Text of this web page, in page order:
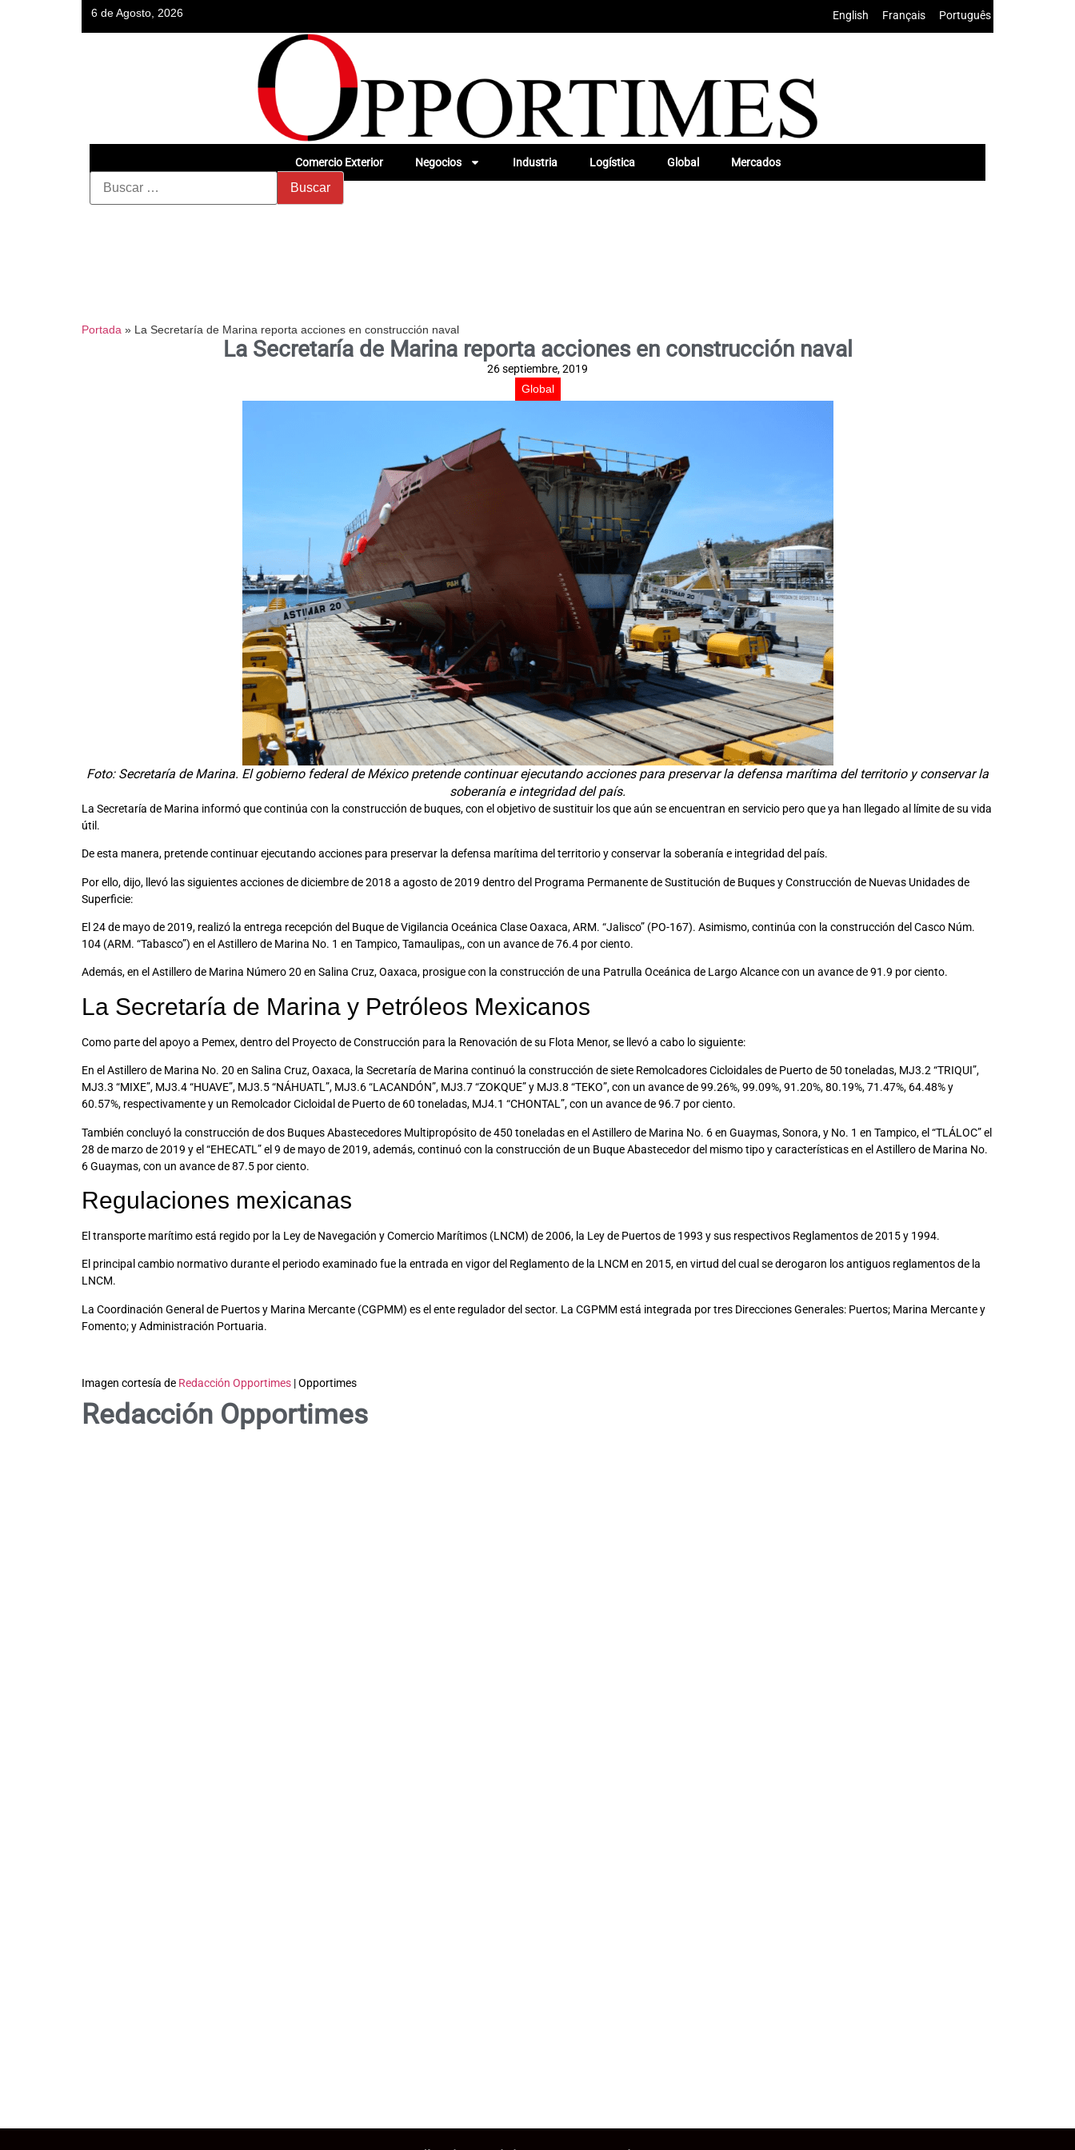
6 de Agosto, 2026 English Français Português
Comercio Exterior Negocios Industria Logística Global Mercados
Portada » La Secretaría de Marina reporta acciones en construcción naval
La Secretaría de Marina reporta acciones en construcción naval
26 septiembre, 2019
Global
Foto: Secretaría de Marina. El gobierno federal de México pretende continuar ejecutando acciones para preservar la defensa marítima del territorio y conservar la
soberanía e integridad del país.
La Secretaría de Marina informó que continúa con la construcción de buques, con el objetivo de sustituir los que aún se encuentran en servicio pero que ya han llegado al límite de su vida
útil.
De esta manera, pretende continuar ejecutando acciones para preservar la defensa marítima del territorio y conservar la soberanía e integridad del país.
Por ello, dijo, llevó las siguientes acciones de diciembre de 2018 a agosto de 2019 dentro del Programa Permanente de Sustitución de Buques y Construcción de Nuevas Unidades de
Superficie:
El 24 de mayo de 2019, realizó la entrega recepción del Buque de Vigilancia Oceánica Clase Oaxaca, ARM. “Jalisco” (PO-167). Asimismo, continúa con la construcción del Casco Núm.
104 (ARM. “Tabasco”) en el Astillero de Marina No. 1 en Tampico, Tamaulipas,, con un avance de 76.4 por ciento.
Además, en el Astillero de Marina Número 20 en Salina Cruz, Oaxaca, prosigue con la construcción de una Patrulla Oceánica de Largo Alcance con un avance de 91.9 por ciento.
La Secretaría de Marina y Petróleos Mexicanos
Como parte del apoyo a Pemex, dentro del Proyecto de Construcción para la Renovación de su Flota Menor, se llevó a cabo lo siguiente:
En el Astillero de Marina No. 20 en Salina Cruz, Oaxaca, la Secretaría de Marina continuó la construcción de siete Remolcadores Cicloidales de Puerto de 50 toneladas, MJ3.2 “TRIQUI”,
MJ3.3 “MIXE”, MJ3.4 “HUAVE”, MJ3.5 “NÁHUATL”, MJ3.6 “LACANDÓN”, MJ3.7 “ZOKQUE” y MJ3.8 “TEKO”, con un avance de 99.26%, 99.09%, 91.20%, 80.19%, 71.47%, 64.48% y
60.57%, respectivamente y un Remolcador Cicloidal de Puerto de 60 toneladas, MJ4.1 “CHONTAL”, con un avance de 96.7 por ciento.
También concluyó la construcción de dos Buques Abastecedores Multipropósito de 450 toneladas en el Astillero de Marina No. 6 en Guaymas, Sonora, y No. 1 en Tampico, el “TLÁLOC” el
28 de marzo de 2019 y el “EHECATL” el 9 de mayo de 2019, además, continuó con la construcción de un Buque Abastecedor del mismo tipo y características en el Astillero de Marina No.
6 Guaymas, con un avance de 87.5 por ciento.
Regulaciones mexicanas
El transporte marítimo está regido por la Ley de Navegación y Comercio Marítimos (LNCM) de 2006, la Ley de Puertos de 1993 y sus respectivos Reglamentos de 2015 y 1994.
El principal cambio normativo durante el periodo examinado fue la entrada en vigor del Reglamento de la LNCM en 2015, en virtud del cual se derogaron los antiguos reglamentos de la
LNCM.
La Coordinación General de Puertos y Marina Mercante (CGPMM) es el ente regulador del sector. La CGPMM está integrada por tres Direcciones Generales: Puertos; Marina Mercante y
Fomento; y Administración Portuaria.
Imagen cortesía de Redacción Opportimes | Opportimes
Redacción Opportimes